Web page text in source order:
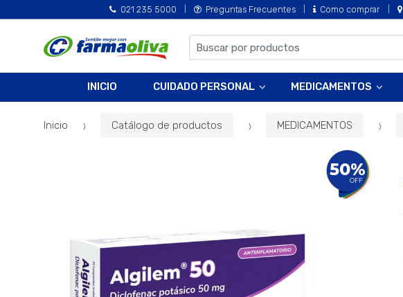
021 235 5000 Preguntas Frecuentes Como comprar
u
s
c
r
INICIO CUIDADO PERSONAL MEDICAMENTOS
Inicio Catálogo de productos MEDICAMENTOS
50%
OFF